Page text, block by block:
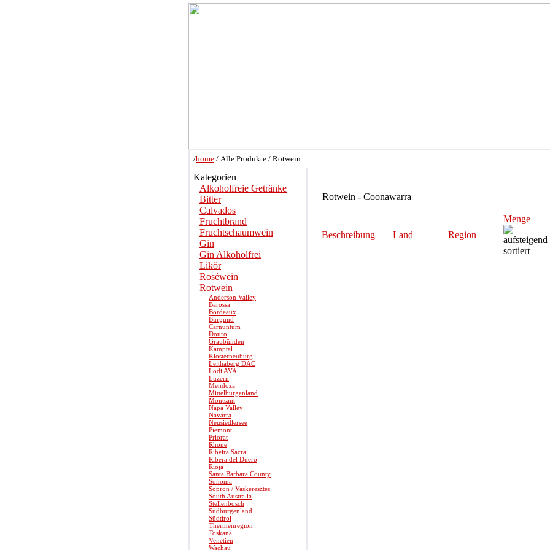
/home / Alle Produkte / Rotwein
Kategorien
Alkoholfreie Getränke
Bitter
Calvados
Fruchtbrand
Fruchtschaumwein
Gin
Gin Alkoholfrei
Likör
Roséwein
Rotwein
Anderson Valley
Barossa
Bordeaux
Burgund
Carnuntum
Douro
Graubünden
Kamptal
Klosterneuburg
Leithaberg DAC
Lodi AVA
Luzern
Mendoza
Mittelburgenland
Montsant
Napa Valley
Navarra
Neusiedlersee
Piemont
Priorat
Rhone
Ribeira Sacra
Ribera del Duero
Rioja
Santa Barbara County
Sonoma
Sopron / Vaskeresztes
South Australia
Stellenbosch
Südburgenland
Südtirol
Thermenregion
Toskana
Venetien
Wachau
Rotwein - Coonawarra
Beschreibung Land Region
Menge